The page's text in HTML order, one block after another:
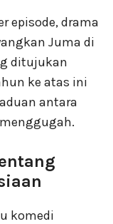
episode, drama
Juma di
ditujukan
ke atas ini
antara
komedi